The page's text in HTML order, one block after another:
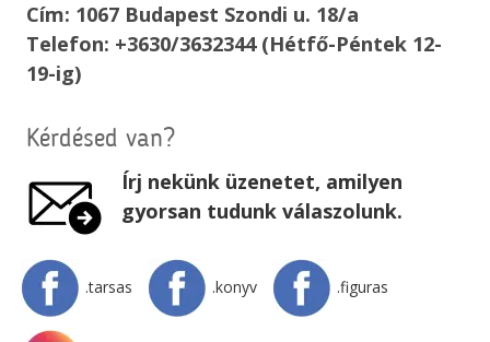
Cím: 1067 Budapest Szondi u. 18/a
Telefon: +3630/3632344 (Hétfő-Péntek 12-
19-ig)
Kérdésed van?
Írj nekünk üzenetet, amilyen
gyorsan tudunk válaszolunk.
.tarsas .konyv .figuras